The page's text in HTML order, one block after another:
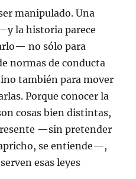
manipulado. Una
la historia parece
no sólo para
normas de conducta
también para mover
Porque conocer la
cosas bien distintas,
—sin pretender
se entiende—,
esas leyes